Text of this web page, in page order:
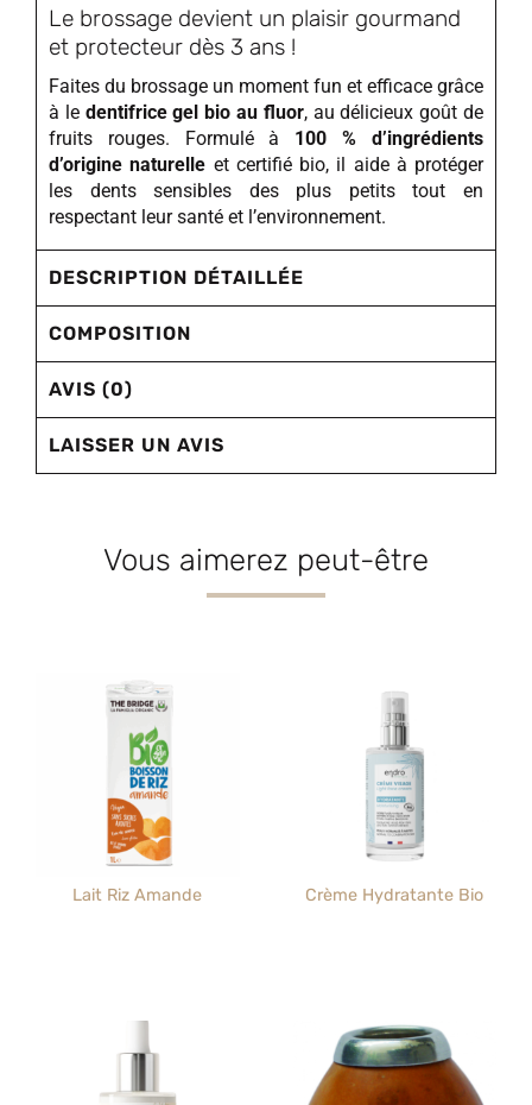
Le brossage devient un plaisir gourmand
et protecteur dès 3 ans !
Faites du brossage un moment fun et efficace grâce
à le dentifrice gel bio au fluor, au délicieux goût de
fruits rouges. Formulé à 100 % d’ingrédients
d’origine naturelle et certifié bio, il aide à protéger
les dents sensibles des plus petits tout en
respectant leur santé et l’environnement.
DESCRIPTION DÉTAILLÉE
COMPOSITION
AVIS (0)
LAISSER UN AVIS
Vous aimerez peut-être
Lait Riz Amande Crème Hydratante Bio